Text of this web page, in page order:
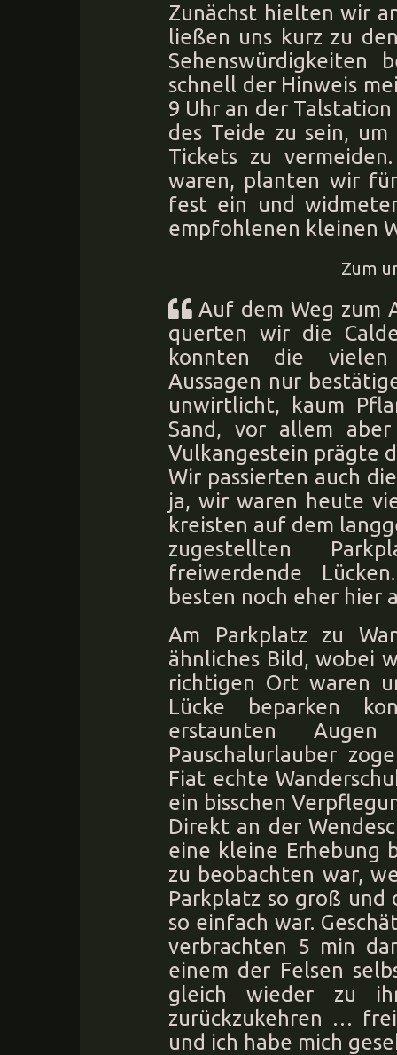
Zunächst hielten wir
ließen uns kurz zu
Sehenswürdigkeiten
schnell der Hinweis
9 Uhr an der
des Teide zu sein,
Tickets zu
waren, planten wir
fest ein und
empfohlenen kleinen
Zum
Auf dem Weg zum
querten wir die
konnten die vielen
Aussagen nur
unwirtlicht, kaum
Sand, vor allem aber
Vulkangestein prägte
Wir passierten auch
ja, wir waren heute
kreisten auf dem
zugestellten
freiwerdende
besten noch eher hier
Am Parkplatz zu
ähnliches Bild, wobei
richtigen Ort waren
Lücke beparken
erstaunten Augen
Pauschalurlauber
Fiat echte
ein bisschen
Direkt an der
eine kleine Erhebung
zu beobachten war,
Parkplatz so groß und
so einfach war.
verbrachten 5 min
einem der Felsen
gleich wieder zu
zurückzukehren …
und ich habe mich